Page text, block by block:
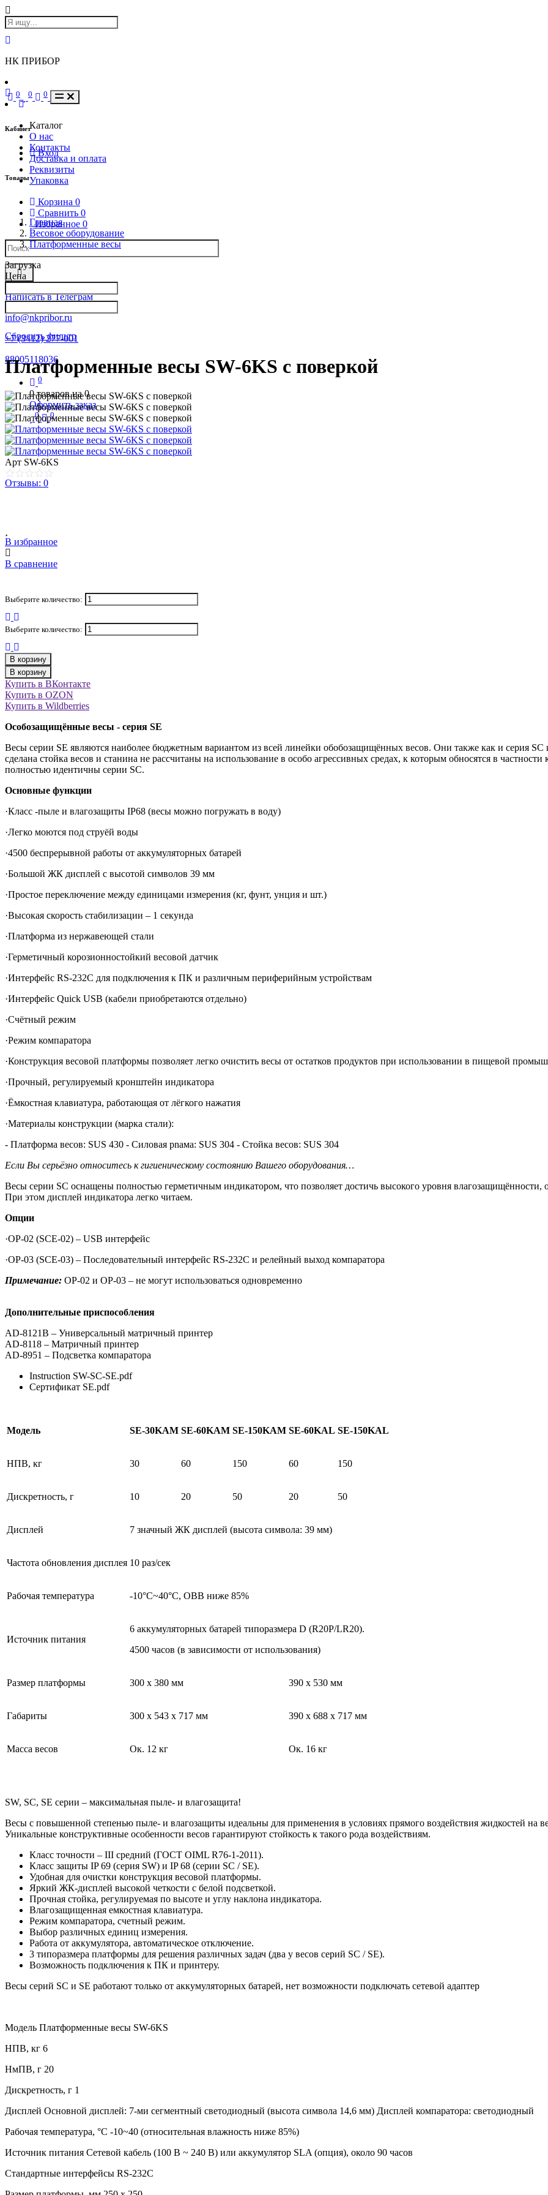
НК ПРИБОР
Кабинет
Вход
Товары
Корзина 0
Сравнить 0
Избранное 0
Написать в Телеграм
info@nkpribor.ru
+7 (3412) 277-001
88005118036
0
0 товаров на0
Оформить заказ
0 0
0 0 0
Каталог
О нас
Контакты
Доставка и оплата
Реквизиты
Упаковка
Главная
Весовое оборудование
Платформенные весы
Загрузка
Цена
Сбросить фильтр
Платформенные весы SW-6KS с поверкой
Арт SW-6KS
Отзывы: 0
В избранное
В сравнение
Выберите количество:
Выберите количество:
В корзину
В корзину
Купить в ВКонтакте
Купить в OZON
Купить в Wildberries
Особозащищённые весы - серия SE
Весы серии SE являются наиболее бюджетным вариантом из всей линейки обобозащищённых весов. Они также как и серия
сделана стойка весов и станина не рассчитаны на использование в особо агрессивных средах, к которым обносятся в
полностью идентичны серии SC.
Основные функции
·Класс -пыле и влагозащиты IP68 (весы можно погружать в воду)
·Легко моются под струёй воды
·4500 беспрерывной работы от аккумуляторных батарей
·Большой ЖК дисплей с высотой символов 39 мм
·Простое переключение между единицами измерения (кг, фунт, унция и шт.)
·Высокая скорость стабилизации – 1 секунда
·Платформа из нержавеющей стали
·Герметичный корозионностойкий весовой датчик
·Интерфейс RS-232C для подключения к ПК и различным периферийным устройствам
·Интерфейс Quick USB (кабели приобретаются отдельно)
·Счётный режим
·Режим компаратора
·Конструкция весовой платформы позволяет легко очистить весы от остатков продуктов при использовании в пищевой
·Прочный, регулируемый кронштейн индикатора
·Ёмкостная клавиатура, работающая от лёгкого нажатия
·Материалы конструкции (марка стали):
- Платформа весов: SUS 430 - Силовая рnама: SUS 304 - Стойка весов: SUS 304
Если Вы серьёзно относитесь к гигиеническому состоянию Вашего оборудования…
Весы серии SC оснащены полностью герметичным индикатором, что позволяет достичь высокого уровня
При этом дисплей индикатора легко читаем.
Опции
·OP-02 (SCE-02) – USB интерфейс
·OP-03 (SCE-03) – Последовательный интерфейс RS-232C и релейный выход компаратора
Примечание: OP-02 и OP-03 – не могут использоваться одновременно
Дополнительные приспособления
AD-8121B – Универсальный матричный принтер
AD-8118 – Матричный принтер
AD-8951 – Подсветка компаратора
Instruction SW-SC-SE.pdf
Сертификат SE.pdf
Модель SE-30KAM SE-60KAM SE-150KAM SE-60KAL SE-150KAL
НПВ, кг 30 60 150 60 150
Дискретность, г 10 20 50 20 50
Дисплей 7 значный ЖК дисплей (высота cимвола: 39 мм)
Частота обновления дисплея 10 раз/сек
Рабочая температура -10°C~40°C, ОВВ ниже 85%
Источник питания
6 аккумуляторных батарей типоразмера D (R20P/LR20).
4500 часов (в зависимости от использования)
Размер платформы 300 x 380 мм 390 x 530 мм
Габариты 300 x 543 x 717 мм 390 x 688 x 717 мм
Масса весов Ок. 12 кг Ок. 16 кг
SW, SC, SE серии – максимальная пыле- и влагозащита!
Весы с повышенной степенью пыле- и влагозащиты идеальны для применения в условиях прямого воздействия жидкостей на
Уникальные конструктивные особенности весов гарантируют стойкость к такого рода воздействиям.
Класс точности – III средний (ГОСТ OIML R76-1-2011).
Класс защиты IP 69 (серия SW) и IP 68 (серии SC / SE).
Удобная для очистки конструкция весовой платформы.
Яркий ЖК-дисплей высокой четкости с белой подсветкой.
Прочная стойка, регулируемая по высоте и углу наклона индикатора.
Влагозащищенная емкостная клавиатура.
Режим компаратора, счетный режим.
Выбор различных единиц измерения.
Работа от аккумулятора, автоматическое отключение.
3 типоразмера платформы для решения различных задач (два у весов серий SC / SE).
Возможность подключения к ПК и принтеру.
Весы серий SC и SE работают только от аккумуляторных батарей, нет возможности подключать сетевой адаптер
Модель Платформенные весы SW-6KS
НПВ, кг 6
НмПВ, г 20
Дискретность, г 1
Дисплей Основной дисплей: 7-ми сегментный светодиодный (высота символа 14,6 мм) Дисплей компаратора: светодиодный
Рабочая температура, °C -10~40 (относительная влажность ниже 85%)
Источник питания Сетевой кабель (100 В ~ 240 В) или аккумулятор SLA (опция), около 90 часов
Стандартные интерфейсы RS-232C